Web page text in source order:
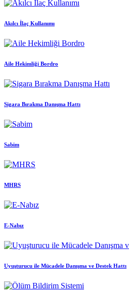
Akılcı İlaç Kullanımı
Aile Hekimliği Bordro
Sigara Bırakma Danışma Hattı
Sabim
MHRS
E-Nabız
Uyuşturucu ile Mücadele Danışma ve Destek Hattı